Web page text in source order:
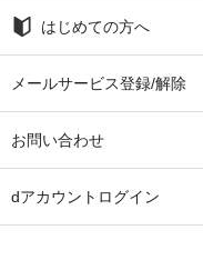
はじめての方へ
メールサービス登録/解除
お問い合わせ
dアカウントログイン